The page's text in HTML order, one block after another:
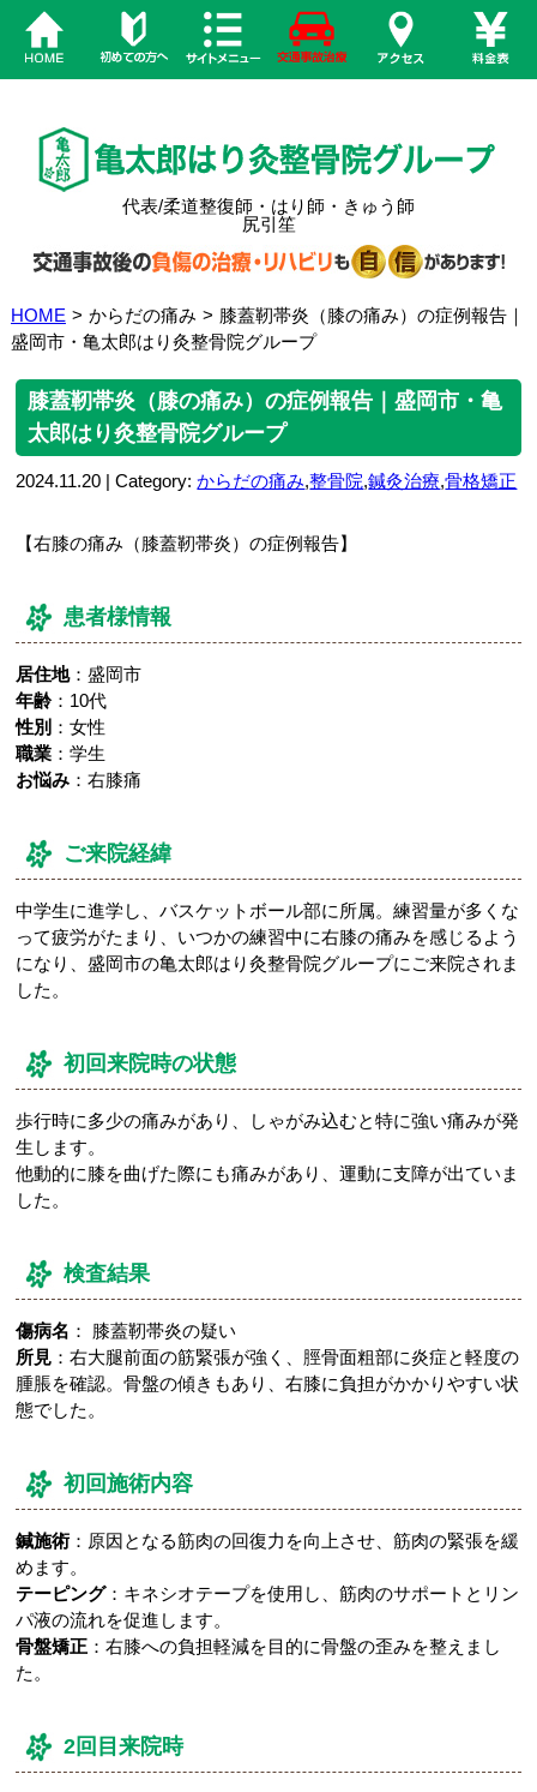
代表/柔道整復師・はり師・きゅう師
尻引笙
HOME > からだの痛み > 膝蓋靭帯炎（膝の痛み）の症例報告｜
盛岡市・亀太郎はり灸整骨院グループ
膝蓋靭帯炎（膝の痛み）の症例報告｜盛岡市・亀
太郎はり灸整骨院グループ
2024.11.20 | Category:からだの痛み,整骨院,鍼灸治療,骨格矯正
【右膝の痛み（膝蓋靭帯炎）の症例報告】
患者様情報
居住地：盛岡市
年齢：10代
性別 ：女性
職業 ：学生
お悩み ：右膝痛
ご来院経緯
中学生に進学し、バスケットボール部に所属。練習量が多くな
って疲労がたまり、いつかの練習中に右膝の痛みを感じるよう
になり、盛岡市の亀太郎はり灸整骨院グループにご来院されま
した。
初回来院時の状態
歩行時に多少の痛みがあり、しゃがみ込むと特に強い痛みが発
生します。
他動的に膝を曲げた際にも痛みがあり、運動に支障が出ていま
した。
検査結果
傷病名 ： 膝蓋靭帯炎の疑い
所見 ：右大腿前面の筋緊張が強く、脛骨面粗部に炎症と軽度の
腫脹を確認。骨盤の傾きもあり、右膝に負担がかかりやすい状
態でした。
初回施術内容
鍼施術：原因となる筋肉の回復力を向上させ、筋肉の緊張を緩
めます。
テーピング：キネシオテープを使用し、筋肉のサポートとリン
パ液の流れを促進します。
骨盤矯正 ：右膝への負担軽減を目的に骨盤の歪みを整えまし
た。
2回目来院時